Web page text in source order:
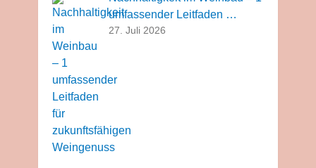
umfassender Leitfaden …
27. Juli 2026